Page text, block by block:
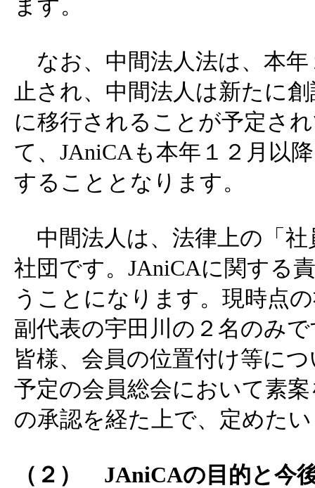
ます。
なお、中間法人法は、本年
止され、中間法人は新たに
に移行されることが予定さ
て、JAniCAも本年１２月以
することとなります。
中間法人は、法律上の「
社団です。JAniCAに関する
うことになります。現時点
副代表の宇田川の２名のみ
皆様、会員の位置付け等に
予定の会員総会において素
の承認を経た上で、定めた
（２） JAniCAの目的と今